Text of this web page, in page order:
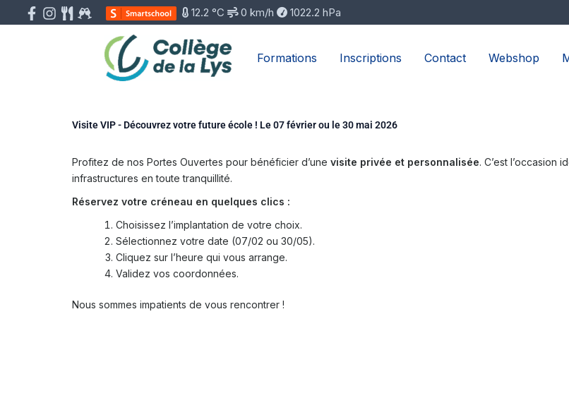
au
12.2 °C 0 km/h 1022.2 hPa
Formations Inscriptions Contact Webshop
Visite VIP - Découvrez votre future école ! Le 07 février ou le 30 mai 2026
Profitez de nos Portes Ouvertes pour bénéficier d’une visite privée et personnalisée. C’est l’occasion
infrastructures en toute tranquillité.
Réservez votre créneau en quelques clics :
Choisissez l’implantation de votre choix.
Sélectionnez votre date (07/02 ou 30/05).
Cliquez sur l’heure qui vous arrange.
Validez vos coordonnées.
Nous sommes impatients de vous rencontrer !